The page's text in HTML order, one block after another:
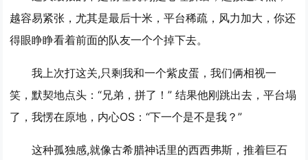
越容易紧张，尤其是最后十米，平台稀疏，风力加大，你还
得眼睁睁看着前面的队友一个个掉下去。
我上次打这关,只剩我和一个紫皮蛋，我们俩相视一
笑，默契地点头：“兄弟，拼了！” 结果他刚跳出去，平台塌
了，我愣在原地，内心OS：“下一个是不是我？”
这种孤独感,就像古希腊神话里的西西弗斯，推着巨石